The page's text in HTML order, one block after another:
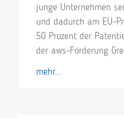
junge Unternehmen
und dadurch am EU-
50 Prozent der
der aws-Förderung
mehr...